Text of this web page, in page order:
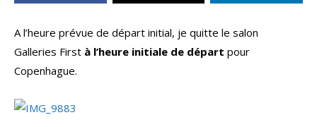
A l’heure prévue de départ initial, je quitte le salon
Galleries First à l’heure initiale de départ pour
Copenhague.